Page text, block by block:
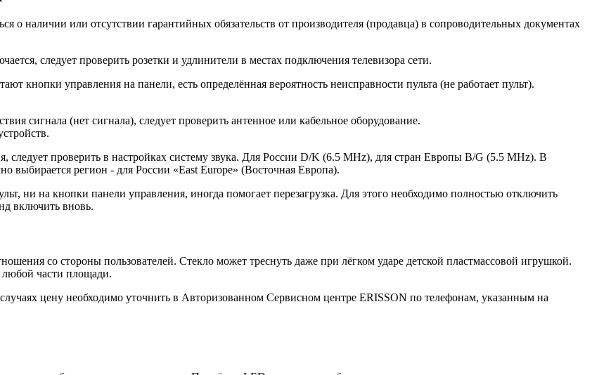
о наличии или отсутствии гарантийных обязательств от производителя (продавца) в сопроводительных документах
следует проверить розетки и удлинители в местах подключения телевизора сети.
кнопки управления на панели, есть определённая вероятность неисправности пульта (не работает пульт).
сигнала (нет сигнала), следует проверить антенное или кабельное оборудование.
следует проверить в настройках систему звука. Для России D/K (6.5 MHz), для стран Европы B/G (5.5 MHz). В
выбирается регион - для России «East Europe» (Восточная Европа).
ни на кнопки панели управления, иногда помогает перезагрузка. Для этого необходимо полностью отключить
включить вновь.
со стороны пользователей. Стекло может треснуть даже при лёгком ударе детской пластмассовой игрушкой.
любой части площади.
цену необходимо уточнить в Авторизованном Сервисном центре ERISSON по телефонам, указанным на